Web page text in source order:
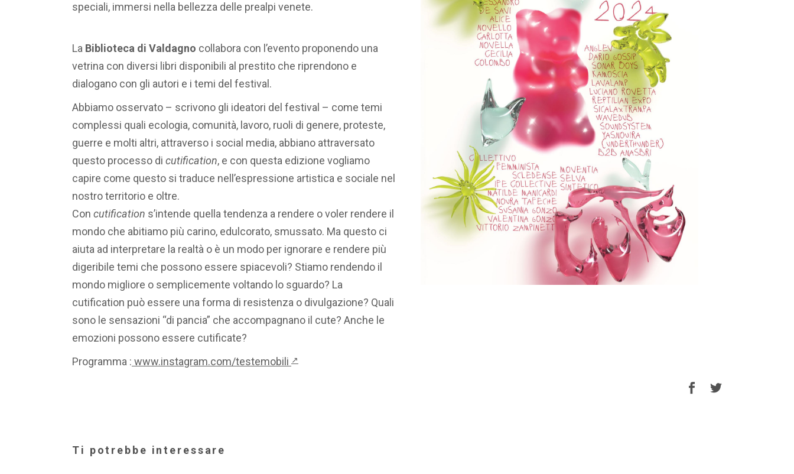
speciali, immersi nella bellezza delle prealpi venete.
La Biblioteca di Valdagno collabora con l’evento proponendo una
vetrina con diversi libri disponibili al prestito che riprendono e
dialogano con gli autori e i temi del festival.
Abbiamo osservato – scrivono gli ideatori del festival – come temi
complessi quali ecologia, comunità, lavoro, ruoli di genere, proteste,
guerre e molti altri, attraverso i social media, abbiano attraversato
questo processo di cutification, e con questa edizione vogliamo
capire come questo si traduce nell’espressione artistica e sociale nel
nostro territorio e oltre.
Con cutification s’intende quella tendenza a rendere o voler rendere il
mondo che abitiamo più carino, edulcorato, smussato. Ma questo ci
aiuta ad interpretare la realtà o è un modo per ignorare e rendere più
digeribile temi che possono essere spiacevoli? Stiamo rendendo il
mondo migliore o semplicemente voltando lo sguardo? La
cutification può essere una forma di resistenza o divulgazione? Quali
sono le sensazioni “di pancia” che accompagnano il cute? Anche le
emozioni possono essere cutificate?
Programma : www.instagram.com/testemobili ↗
Ti potrebbe interessare